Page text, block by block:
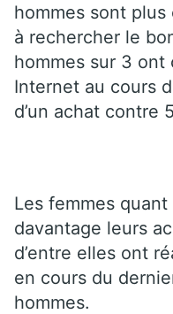
hommes sont
à rechercher le
hommes sur 3 ont
Internet au cours
d’un achat contre
Les femmes
davantage leurs
d’entre elles ont
en cours du
hommes.